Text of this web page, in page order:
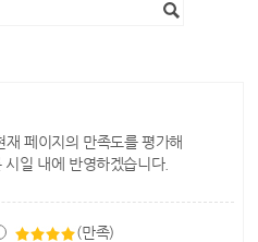
페이지의 만족도를 평가해
일 내에 반영하겠습니다.
(만족)